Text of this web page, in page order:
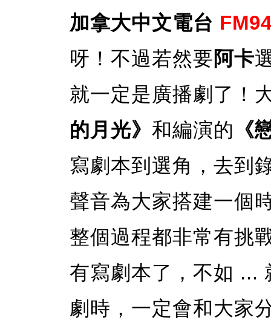
加拿大中文電台
呀！不過若然要阿卡
就一定是廣播劇了！
的月光》 和編演的 《
寫劇本到選角，去到
聲音為大家搭建一個
整個過程都非常有挑
有寫劇本了，不如 ...
劇時，一定會和大家